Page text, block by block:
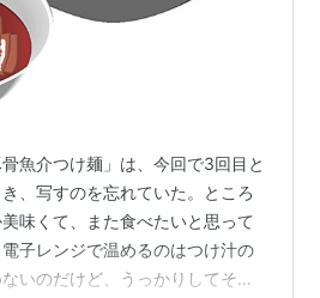
魚介つけ麺」は、今回で3回目と
、写すのを忘れていた。ところ
味くて、また食べたいと思って
子レンジで温めるのはつけ汁の
いのだけど、うっかりしてその